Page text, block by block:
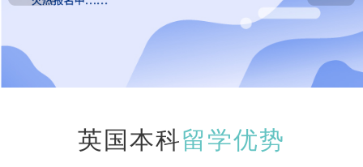
英国本科留学优势